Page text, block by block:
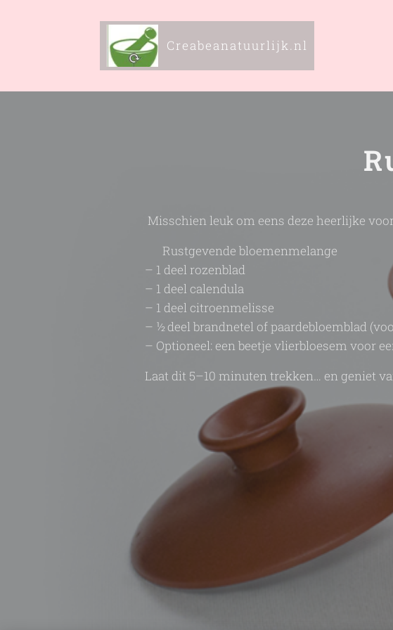
Creabeanatuurlijk.nl
Misschien leuk om eens deze heerlijke
Rustgevende bloemenmelange
– 1 deel rozenblad
– 1 deel calendula
– 1 deel citroenmelisse
– ½ deel brandnetel of paardebloemblad
– Optioneel: een beetje vlierbloesem voor
Laat dit 5–10 minuten trekken… en geniet